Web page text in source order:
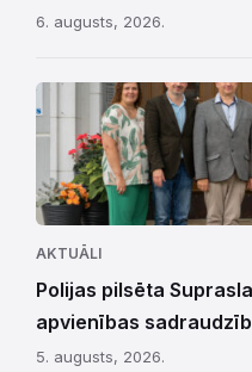
6. augusts, 2026.
AKTUĀLI
Polijas pilsēta
apvienības
5. augusts, 2026.